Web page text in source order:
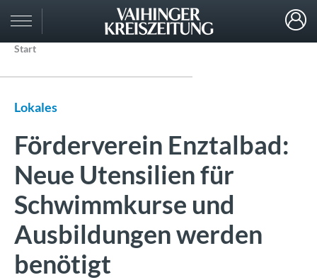
Start
Lokales
Förderverein Enztalbad:
Neue Utensilien für
Schwimmkurse und
Ausbildungen werden
benötigt